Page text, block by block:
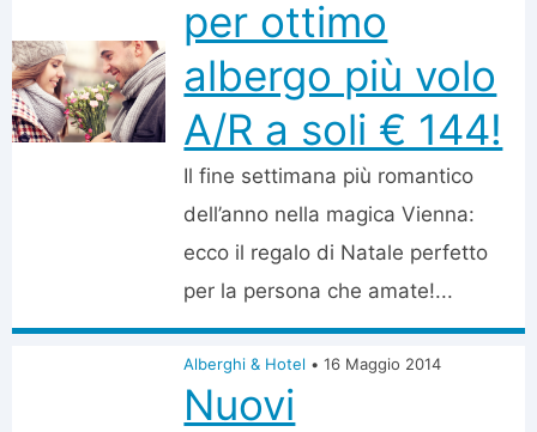
per ottimo
albergo più volo
A/R a soli € 144!
Il fine settimana più romantico
dell’anno nella magica Vienna:
ecco il regalo di Natale perfetto
per la persona che amate!...
Alberghi & Hotel • 16 Maggio 2014
Nuovi